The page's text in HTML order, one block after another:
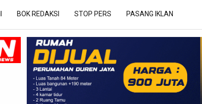
BOK REDAKSI STOP PERS PASANG IKLAN